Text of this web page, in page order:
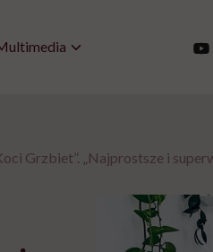
Grzbiet”. „Najprostsze i